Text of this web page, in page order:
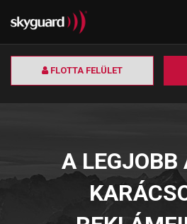
FLOTTA FELÜLET
A LEGJOBB